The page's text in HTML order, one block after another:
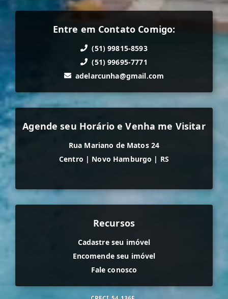
Entre em Contato Comigo:
(51) 99815-8593
(51) 99695-7771
adelarcunha@gmail.com
Agende seu Horário e Venha me Visitar
Rua Mariano de Matos 24
Centro | Novo Hamburgo | RS
Recursos
Cadastre seu imóvel
Encomende seu imóvel
Fale conosco